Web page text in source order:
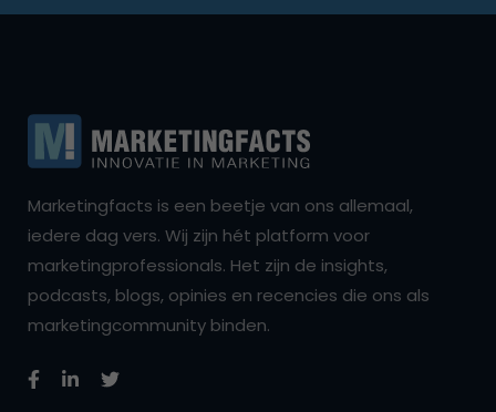
Marketingfacts is een beetje van ons allemaal,
iedere dag vers. Wij zijn hét platform voor
marketingprofessionals. Het zijn de insights,
podcasts, blogs, opinies en recencies die ons als
marketingcommunity binden.